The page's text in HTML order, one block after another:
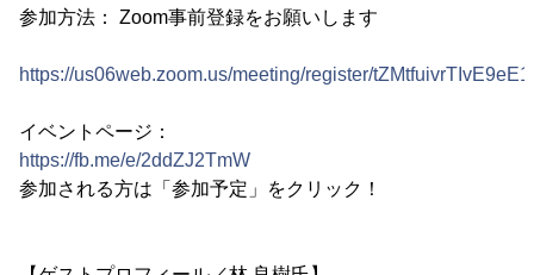
参加方法： Zoom事前登録をお願いします
https://us06web.zoom.us/meeting/register/
イベントページ：
https://fb.me/e/2ddZJ2TmW
参加される方は「参加予定」をクリック！